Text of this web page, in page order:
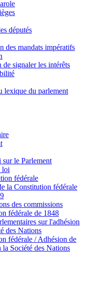
députés
des mandats impératifs
signaler les intérêts
lexique du parlement
le Parlement
loi
fédérale
la Constitution fédérale
des commissions
fédérale de 1848
sur l'adhésion
des Nations
fédérale / Adhésion de
la Société des Nations